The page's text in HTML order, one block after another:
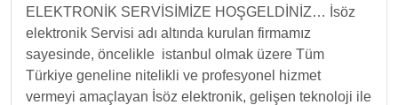
ELEKTRONİK SERVİSİMİZE HOŞGELDİNİZ… İsöz
elektronik Servisi adı altında kurulan firmamız
sayesinde, öncelikle istanbul olmak üzere Tüm
Türkiye geneline nitelikli ve profesyonel hizmet
vermeyi amaçlayan İsöz elektronik, gelişen teknoloji ile